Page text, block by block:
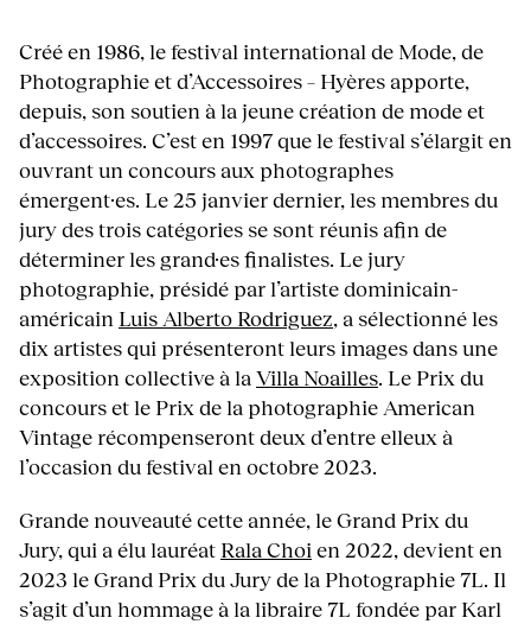
Créé en 1986, le festival international de Mode, de
Photographie et d’Accessoires – Hyères apporte,
depuis, son soutien à la jeune création de mode et
d’accessoires. C’est en 1997 que le festival s’élargit en
ouvrant un concours aux photographes
émergent·es. Le 25 janvier dernier, les membres du
jury des trois catégories se sont réunis afin de
déterminer les grand·es finalistes. Le jury
photographie, présidé par l’artiste dominicain-
américain Luis Alberto Rodriguez, a sélectionné les
dix artistes qui présenteront leurs images dans une
exposition collective à la Villa Noailles. Le Prix du
concours et le Prix de la photographie American
Vintage récompenseront deux d’entre elleux à
l’occasion du festival en octobre 2023.
Grande nouveauté cette année, le Grand Prix du
Jury, qui a élu lauréat Rala Choien 2022, devient en
2023 le Grand Prix du Jury de la Photographie 7L. Il
s’agit d’un hommage à la libraire 7L fondée par Karl